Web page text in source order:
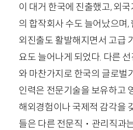
이 대거 한국에 진출했고, 외
의 합작회사 수도 늘어났으며,
외진출도 활발해지면서 고급
요도 늘어나게 되었다. 다른
와 마찬가지로 한국의 글로벌
인력은 전문기술을 보유하고
해외경험이나 국제적 감각을
들은 다른 전문직・관리직과